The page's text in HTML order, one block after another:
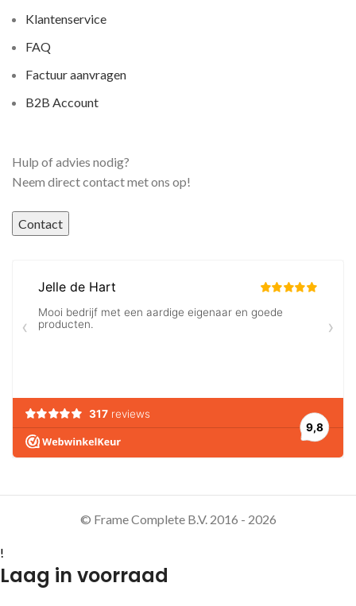
Klantenservice
FAQ
Factuur aanvragen
B2B Account
Hulp of advies nodig?
Neem direct contact met ons op!
Contact
© Frame Complete B.V. 2016 - 2026
!
Laag in voorraad